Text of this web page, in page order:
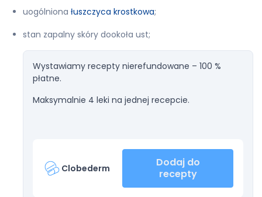
uogólniona łuszczyca krostkowa;
stan zapalny skóry dookoła ust;
Wystawiamy recepty nierefundowane – 100 %
płatne.
Maksymalnie 4 leki na jednej recepcie.
Clobederm
Dodaj do
recepty